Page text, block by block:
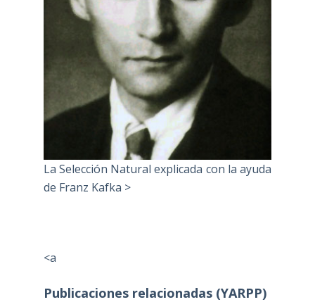
La Selección Natural explicada con la ayuda
de Franz Kafka >
<a
Publicaciones relacionadas (YARPP)